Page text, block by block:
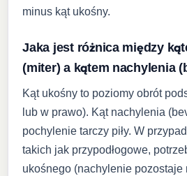
minus kąt ukośny.
Jaka jest różnica między
(miter) a kątem nachylenia
Kąt ukośny to poziomy obrót
lub w prawo). Kąt nachylenia
pochylenie tarczy piły. W
takich jak przypodłogowe,
ukośnego (nachylenie pozostaje